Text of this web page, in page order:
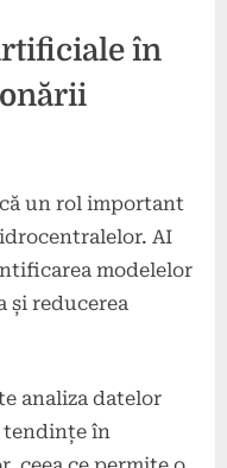
în
un rol important
AI
modelelor
și reducerea
analiza datelor
tendințe în